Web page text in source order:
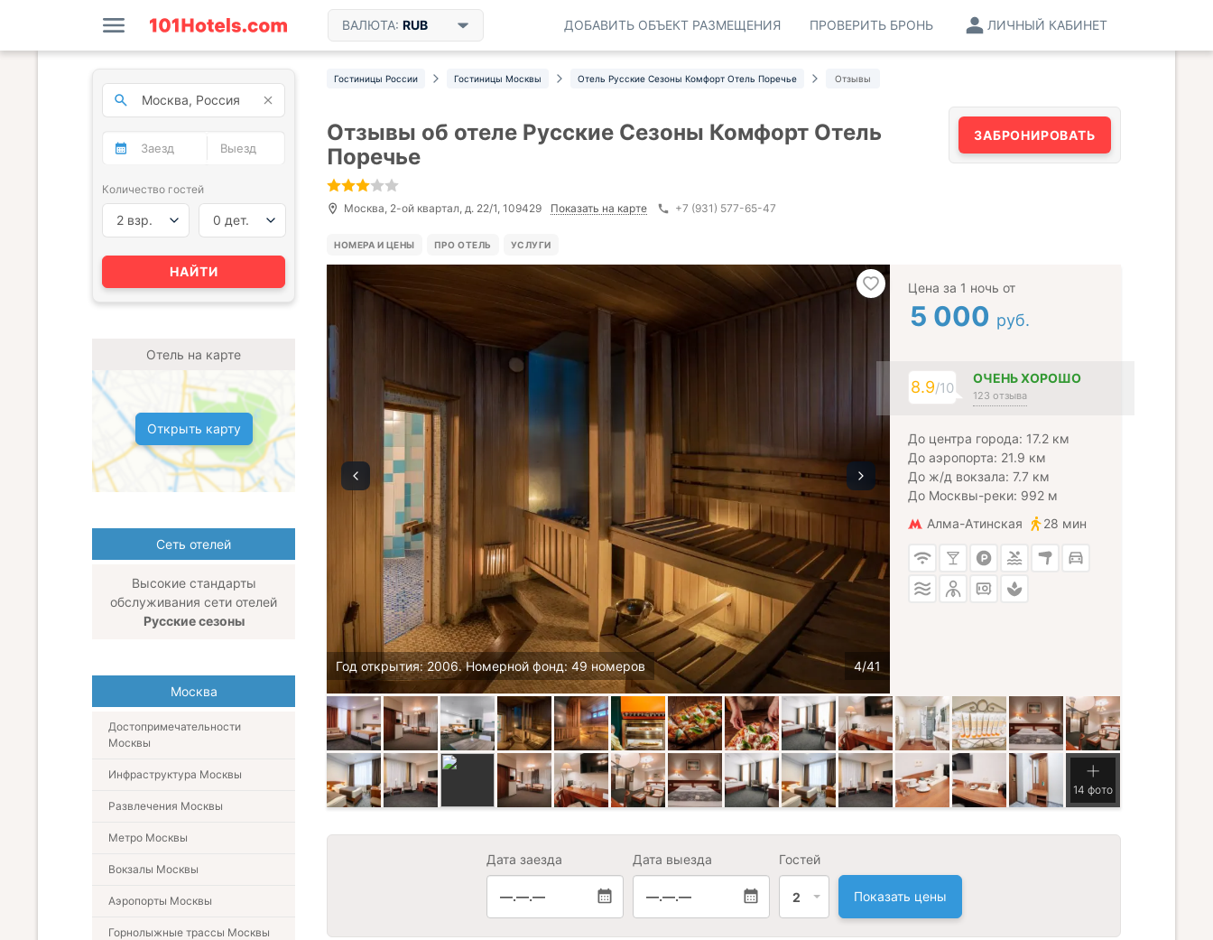
ВАЛЮТА: RUB ЛИЧНЫЙ КАБИНЕТ
ПРОВЕРИТЬ БРОНЬ
ДОБАВИТЬ ОБЪЕКТ РАЗМЕЩЕНИЯ
Гостиницы России Гостиницы Москвы Отель Русские Сезоны Комфорт Отель Поречье Отзывы
Отзывы об отеле Русские Сезоны Комфорт Отель
Поречье
Москва, 2-ой квартал, д. 22/1, 109429 Показать на карте +7 (931) 577-65-47
ЗАБРОНИРОВАТЬ
НОМЕРА И ЦЕНЫ ПРО ОТЕЛЬ УСЛУГИ
Год открытия: 2006. Номерной фонд: 49 номеров
Цена за 1 ночь от
5 000 руб.
8.9/10
ОЧЕНЬ ХОРОШО
123 отзыва
До центра города: 17.2 км
До аэропорта: 21.9 км
До ж/д вокзала: 7.7 км
До Москвы-реки: 992 м
Алма-Атинская
28 мин
14 фото
Дата заезда
—.—.—
Дата выезда
—.—.—
Гостей
2 Показать цены
Количество гостей
2 взр. 0 дет.
НАЙТИ
Отель на карте
Открыть карту
Сеть отелей
Высокие стандарты
обслуживания сети отелей
Русские сезоны
Москва
Достопримечательности
Москвы
Инфраструктура Москвы
Развлечения Москвы
Метро Москвы
Вокзалы Москвы
Аэропорты Москвы
Горнолыжные трассы Москвы